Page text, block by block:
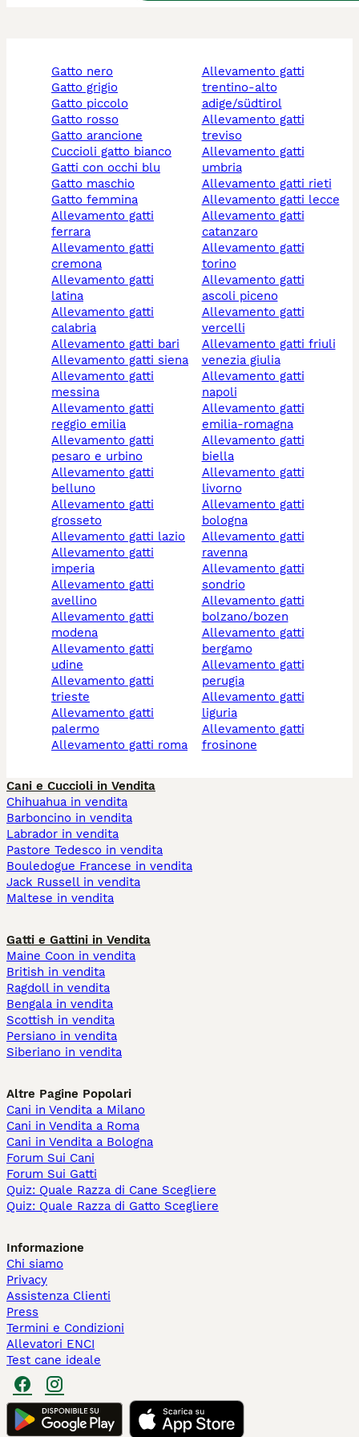
gatto nero
gatto grigio
gatto piccolo
gatto rosso
gatto arancione
cuccioli gatto bianco
gatti con occhi blu
gatto maschio
gatto femmina
allevamento gatti
ferrara
allevamento gatti
cremona
allevamento gatti
latina
allevamento gatti
calabria
allevamento gatti bari
allevamento gatti siena
allevamento gatti
messina
allevamento gatti
reggio emilia
allevamento gatti
pesaro e urbino
allevamento gatti
belluno
allevamento gatti
grosseto
allevamento gatti lazio
allevamento gatti
imperia
allevamento gatti
avellino
allevamento gatti
modena
allevamento gatti
udine
allevamento gatti
trieste
allevamento gatti
palermo
allevamento gatti roma
allevamento gatti
trentino-alto
adige/südtirol
allevamento gatti
treviso
allevamento gatti
umbria
allevamento gatti rieti
allevamento gatti lecce
allevamento gatti
catanzaro
allevamento gatti
torino
allevamento gatti
ascoli piceno
allevamento gatti
vercelli
allevamento gatti friuli
venezia giulia
allevamento gatti
napoli
allevamento gatti
emilia-romagna
allevamento gatti
biella
allevamento gatti
livorno
allevamento gatti
bologna
allevamento gatti
ravenna
allevamento gatti
sondrio
allevamento gatti
bolzano/bozen
allevamento gatti
bergamo
allevamento gatti
perugia
allevamento gatti
liguria
allevamento gatti
frosinone
Cani e Cuccioli in Vendita
Chihuahua in vendita
Barboncino in vendita
Labrador in vendita
Pastore Tedesco in vendita
Bouledogue Francese in vendita
Jack Russell in vendita
Maltese in vendita
Gatti e Gattini in Vendita
Maine Coon in vendita
British in vendita
Ragdoll in vendita
Bengala in vendita
Scottish in vendita
Persiano in vendita
Siberiano in vendita
Altre Pagine Popolari
Cani in Vendita a Milano
Cani in Vendita a Roma
Cani in Vendita a Bologna
Forum Sui Cani
Forum Sui Gatti
Quiz: Quale Razza di Cane Scegliere
Quiz: Quale Razza di Gatto Scegliere
Informazione
Chi siamo
Privacy
Assistenza Clienti
Press
Termini e Condizioni
Allevatori ENCI
Test cane ideale